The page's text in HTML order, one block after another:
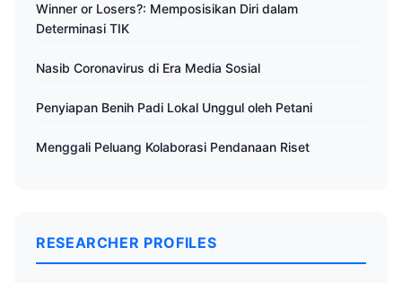
Winner or Losers?: Memposisikan Diri dalam
Determinasi TIK
Nasib Coronavirus di Era Media Sosial
Penyiapan Benih Padi Lokal Unggul oleh Petani
Menggali Peluang Kolaborasi Pendanaan Riset
RESEARCHER PROFILES